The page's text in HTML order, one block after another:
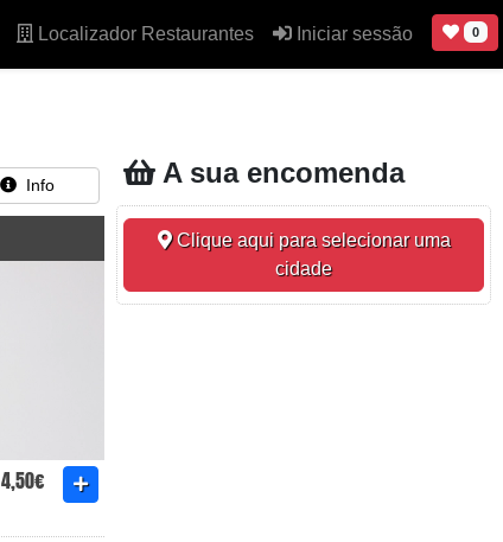
Localizador Restaurantes Iniciar sessão 0
Info
4,50€
A sua encomenda
Clique aqui para selecionar uma
cidade